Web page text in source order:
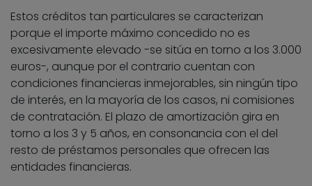
Estos créditos tan particulares se caracterizan
porque el importe máximo concedido no es
excesivamente elevado -se sitúa en torno a los 3.000
euros-, aunque por el contrario cuentan con
condiciones financieras inmejorables, sin ningún tipo
de interés, en la mayoría de los casos, ni comisiones
de contratación. El plazo de amortización gira en
torno a los 3 y 5 años, en consonancia con el del
resto de préstamos personales que ofrecen las
entidades financieras.